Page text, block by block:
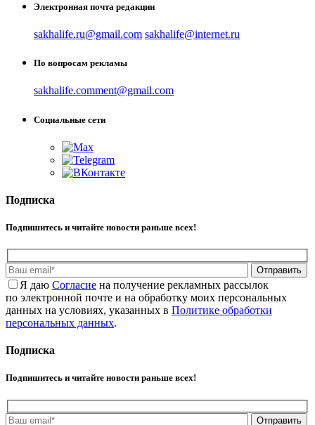
Электронная почта редакции
sakhalife.ru@gmail.com sakhalife@internet.ru
По вопросам рекламы
sakhalife.comment@gmail.com
Социальные сети
Подписка
Подпишитесь и читайте новости раньше всех!
Отправить
Я даю Cогласие на получение рекламных рассылок
по электронной почте и на обработку моих персональных
данных на условиях, указанных в Политике обработки
персональных данных.
Подписка
Подпишитесь и читайте новости раньше всех!
Отправить